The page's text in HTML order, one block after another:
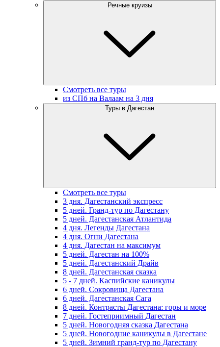
Речные круизы
Смотреть все туры
из СПб на Валаам на 3 дня
Туры в Дагестан
Смотреть все туры
3 дня. Дагестанский экспресс
5 дней. Гранд-тур по Дагестану
5 дней. Дагестанская Атлантида
4 дня. Легенды Дагестана
4 дня. Огни Дагестана
4 дня. Дагестан на максимум
5 дней. Дагестан на 100%
5 дней. Дагестанский Драйв
8 дней. Дагестанская сказка
5 - 7 дней. Каспийские каникулы
6 дней. Сокровища Дагестана
6 дней. Дагестанская Сага
8 дней. Контрасты Дагестана: горы и море
7 дней. Гостеприимный Дагестан
5 дней. Новогодняя сказка Дагестана
5 дней. Новогодние каникулы в Дагестане
5 дней. Зимний гранд-тур по Дагестану